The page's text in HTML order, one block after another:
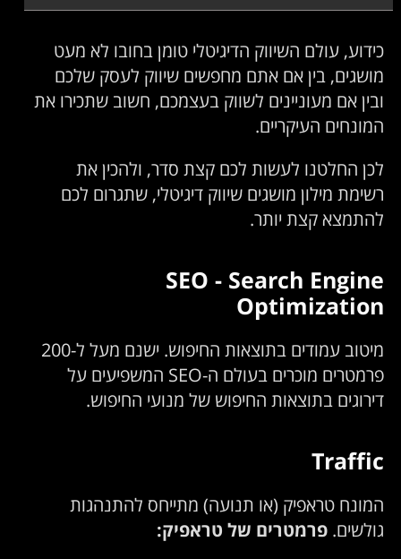
כידוע, עולם השיווק הדיגיטלי טומן בחובו לא מעט
מושגים, בין אם אתם מחפשים שיווק לעסק שלכם
ובין אם מעוניינים לשווק בעצמכם, חשוב שתכירו את
המונחים העיקריים.
לכן החלטנו לעשות לכם קצת סדר, ולהכין את
רשימת מילון מושגים שיווק דיגיטלי, שתגרום לכם
להתמצא קצת יותר.
SEO - Search Engine
Optimization
מיטוב עמודים בתוצאות החיפוש. ישנם מעל ל-200
פרמטרים מוכרים בעולם ה-SEO המשפיעים על
דירוגים בתוצאות החיפוש של מנועי החיפוש.
Traffic
המונח טראפיק (או תנועה) מתייחס להתנהגות
גולשים. פרמטרים של טראפיק: